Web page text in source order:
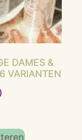
DAMES &
VARIANTEN